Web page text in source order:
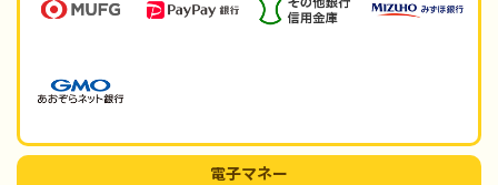
電子マネー